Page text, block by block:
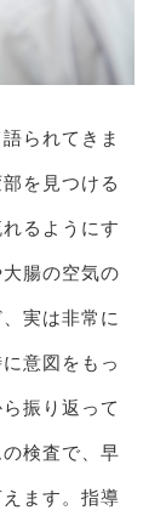
られてきま
を見つける
るようにす
腸の空気の
実は非常に
意図をもっ
振り返って
検査で、早
ます。指導